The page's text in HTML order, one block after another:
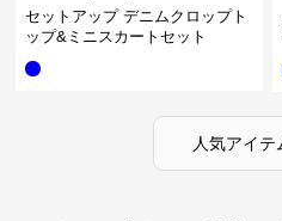
セットアップ デニムクロップト
ップ&ミニスカートセット
人気アイテ